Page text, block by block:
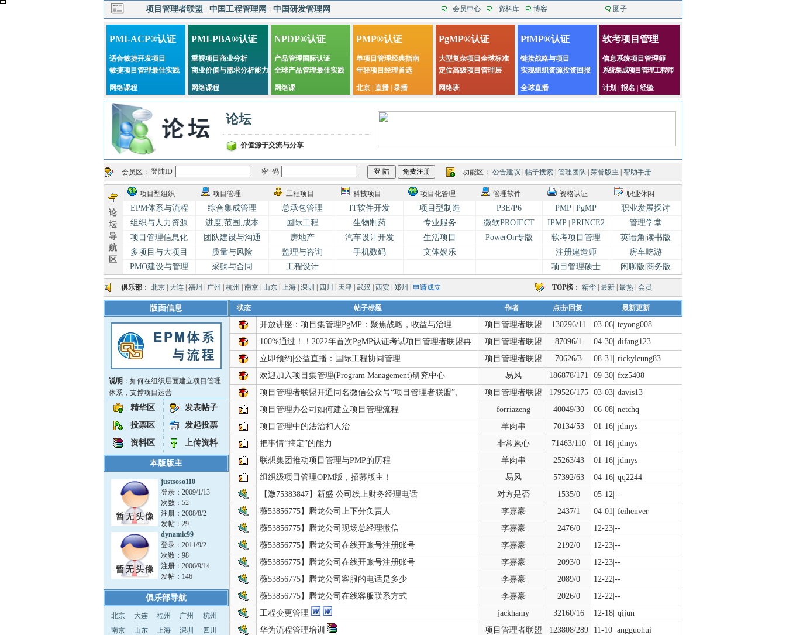
项目管理者联盟 中国工程管理网 中国研发管理网 会员中心 资料库 博客 圈子
PMI-ACP®认证
适合敏捷开发项目
敏捷项目管理最佳实践
网络课程
PMI-PBA®认证
重视项目商业分析
商业价值与需求分析能力
网络课程
NPDP®认证
产品管理国际认证
全球产品管理最佳实践
网络课
PMP®认证
单项目管理经典指南
年轻项目经理首选
北京 直播 录播
PgMP®认证
大型复杂项目全球标准
定位高级项目管理层
网络班
PfMP®认证
链接战略与项目
实现组织资源投资回报
全球直播
软考项目管理
信息系统项目管理师
系统集成项目管理工程师
计划 报名 经验
论坛
价值源于交流与分享
会员区： 登陆ID 密 码 功能区： 公告建议 帖子搜索 管理团队 荣誉版主 帮助手册
论
坛
导
航
区
项目型组织 项目管理 工程项目 科技项目 项目化管理 管理软件 资格认证 职业休闲
EPM体系与流程 综合集成管理 总承包管理 IT软件开发 项目型制造 P3E/P6 PMP PgMP
职业发展探讨
组织与人力资源
进度,范围,成本 国际工程 生物制药 专业服务 微软PROJECT IPMP| PRINCE2
管理学堂
项目管理信息化
团队建设与沟通 房地产 汽车设计开发 生活项目 PowerOn专版 软考项目管理 英语角 读书版
多项目与大项目
质量与风险 监理与咨询 手机数码 文体娱乐 注册建造师
房车吃游
PMO建设与管理
采购与合同 工程设计 项目管理硕士 闲聊版 商务版
俱乐部 ： 北京 大连 福州 广州 杭州 南京 山东 上海 深圳 四川 天津 武汉 西安 郑州 申请成立 TOP榜 ： 精华 最新 最热 会员
版面信息
说明 ：如何在组织层面建立项目管理
体系，支撑项目运营
精华区
发表帖子
投票区
发起投票
资料区
上传资料
本版版主
justsoso110
登录：2009/1/13
次数：52
注册：2008/8/2
发帖：29
dynamic99
登录：2011/9/2
次数：98
注册：2006/9/14
发帖：146
俱乐部导航
北京 大连 福州 广州
杭州
南京
山东 上海 深圳
四川
状态 帖子标题 作者 点击/回复 最新更新
开放讲座：项目集管理PgMP：聚焦战略，收益与治理 项目管理者联盟 130296/11 03-06| teyong008
100%通过！！2022年首次PgMP认证考试项目管理者联盟再.
项目管理者联盟 87096/1 04-30| difang123
立即预约|公益直播：国际工程协同管理
项目管理者联盟 70626/3 08-31| rickyleung83
欢迎加入项目集管理(Program Management)研究中心
易风 186878/171 09-30| fxz5408
项目管理者联盟开通同名微信公众号“项目管理者联盟”,
项目管理者联盟 179526/175 03-03| davis13
项目管理办公司如何建立项目管理流程
forriazeng 40049/30 06-08| netchq
项目管理中的法治和人治
羊肉串 70134/53 01-16| jdmys
把事情“搞定”的能力
非常累心 71463/110 01-16| jdmys
联想集团推动项目管理与PMP的历程
羊肉串 25263/43 01-16| jdmys
组织级项目管理OPM版，招募版主！
易风 57392/63 04-16| qq2244
【溦75383847】新盛 公司线上财务经理电话
对方是否 1535/0
05-12|--
薇53856775】腾龙公司上下分负责人
李嘉豪 2437/1 04-01| feihenver
薇53856775】腾龙公司现场总经理微信
李嘉豪 2476/0
12-23|--
薇53856775】腾龙公司在线开账号注册账号
李嘉豪 2192/0
12-23|--
薇53856775】腾龙公司在线开账号注册账号
李嘉豪 2093/0
12-23|--
薇53856775】腾龙公司客服的电话是多少
李嘉豪 2089/0
12-22|--
薇53856775】腾龙公司在线客服联系方式
李嘉豪 2026/0
12-22|--
工程变更管理
jackhamy 32160/16 12-18| qijun
华为流程管理培训
项目管理者联盟 123808/289 11-10| angguohui